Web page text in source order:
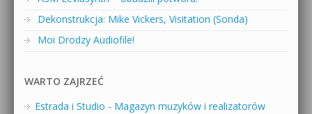
Dekonstrukcja: Mike Vickers, Visitation (Sonda)
Moi Drodzy Audiofile!
WARTO ZAJRZEĆ
Estrada i Studio - Magazyn muzyków i realizatorów